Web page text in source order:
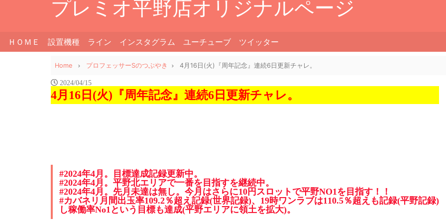
プレミオ平野店オリジナルページ
ＨＯＭＥ 設置機種 ライン インスタグラム ユーチューブ ツイッター
Home プロフェッサーSのつぶやき 4月16日(火)『周年記念』連続6日更新チャレ。
2024/04/15
4月16日(火)『周年記念』連続6日更新チャレ。
#2024年4月。目標達成記録更新中。
#2024年4月。平野北エリアで一番を目指すを継続中。
#2024年4月。先月未達は無し。今月はさらに10円スロットで平野NO1を目指す！！
#カバネリ月間出玉率109.2％超え記録(世界記録)、19時ワンラブは110.5％超えも記録(平野記録)
し稼働率No1という目標も達成(平野エリアに領土を拡大)。